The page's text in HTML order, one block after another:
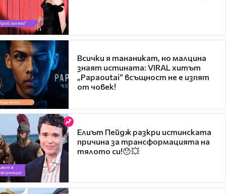
Всички я тананикат, но малцина
знаят истината: VIRAL хитът
„Papaoutai“ всъщност не е изпят
от човек!
Елиът Пейдж разкри истинската
причина за трансформацията на
тялото си!😯💥